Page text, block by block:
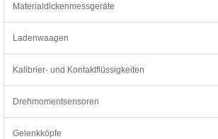
Materialdickenmessgeräte
Ladenwaagen
Kalibrier- und Kontaktflüssigkeiten
Drehmomentsensoren
Gelenkköpfe